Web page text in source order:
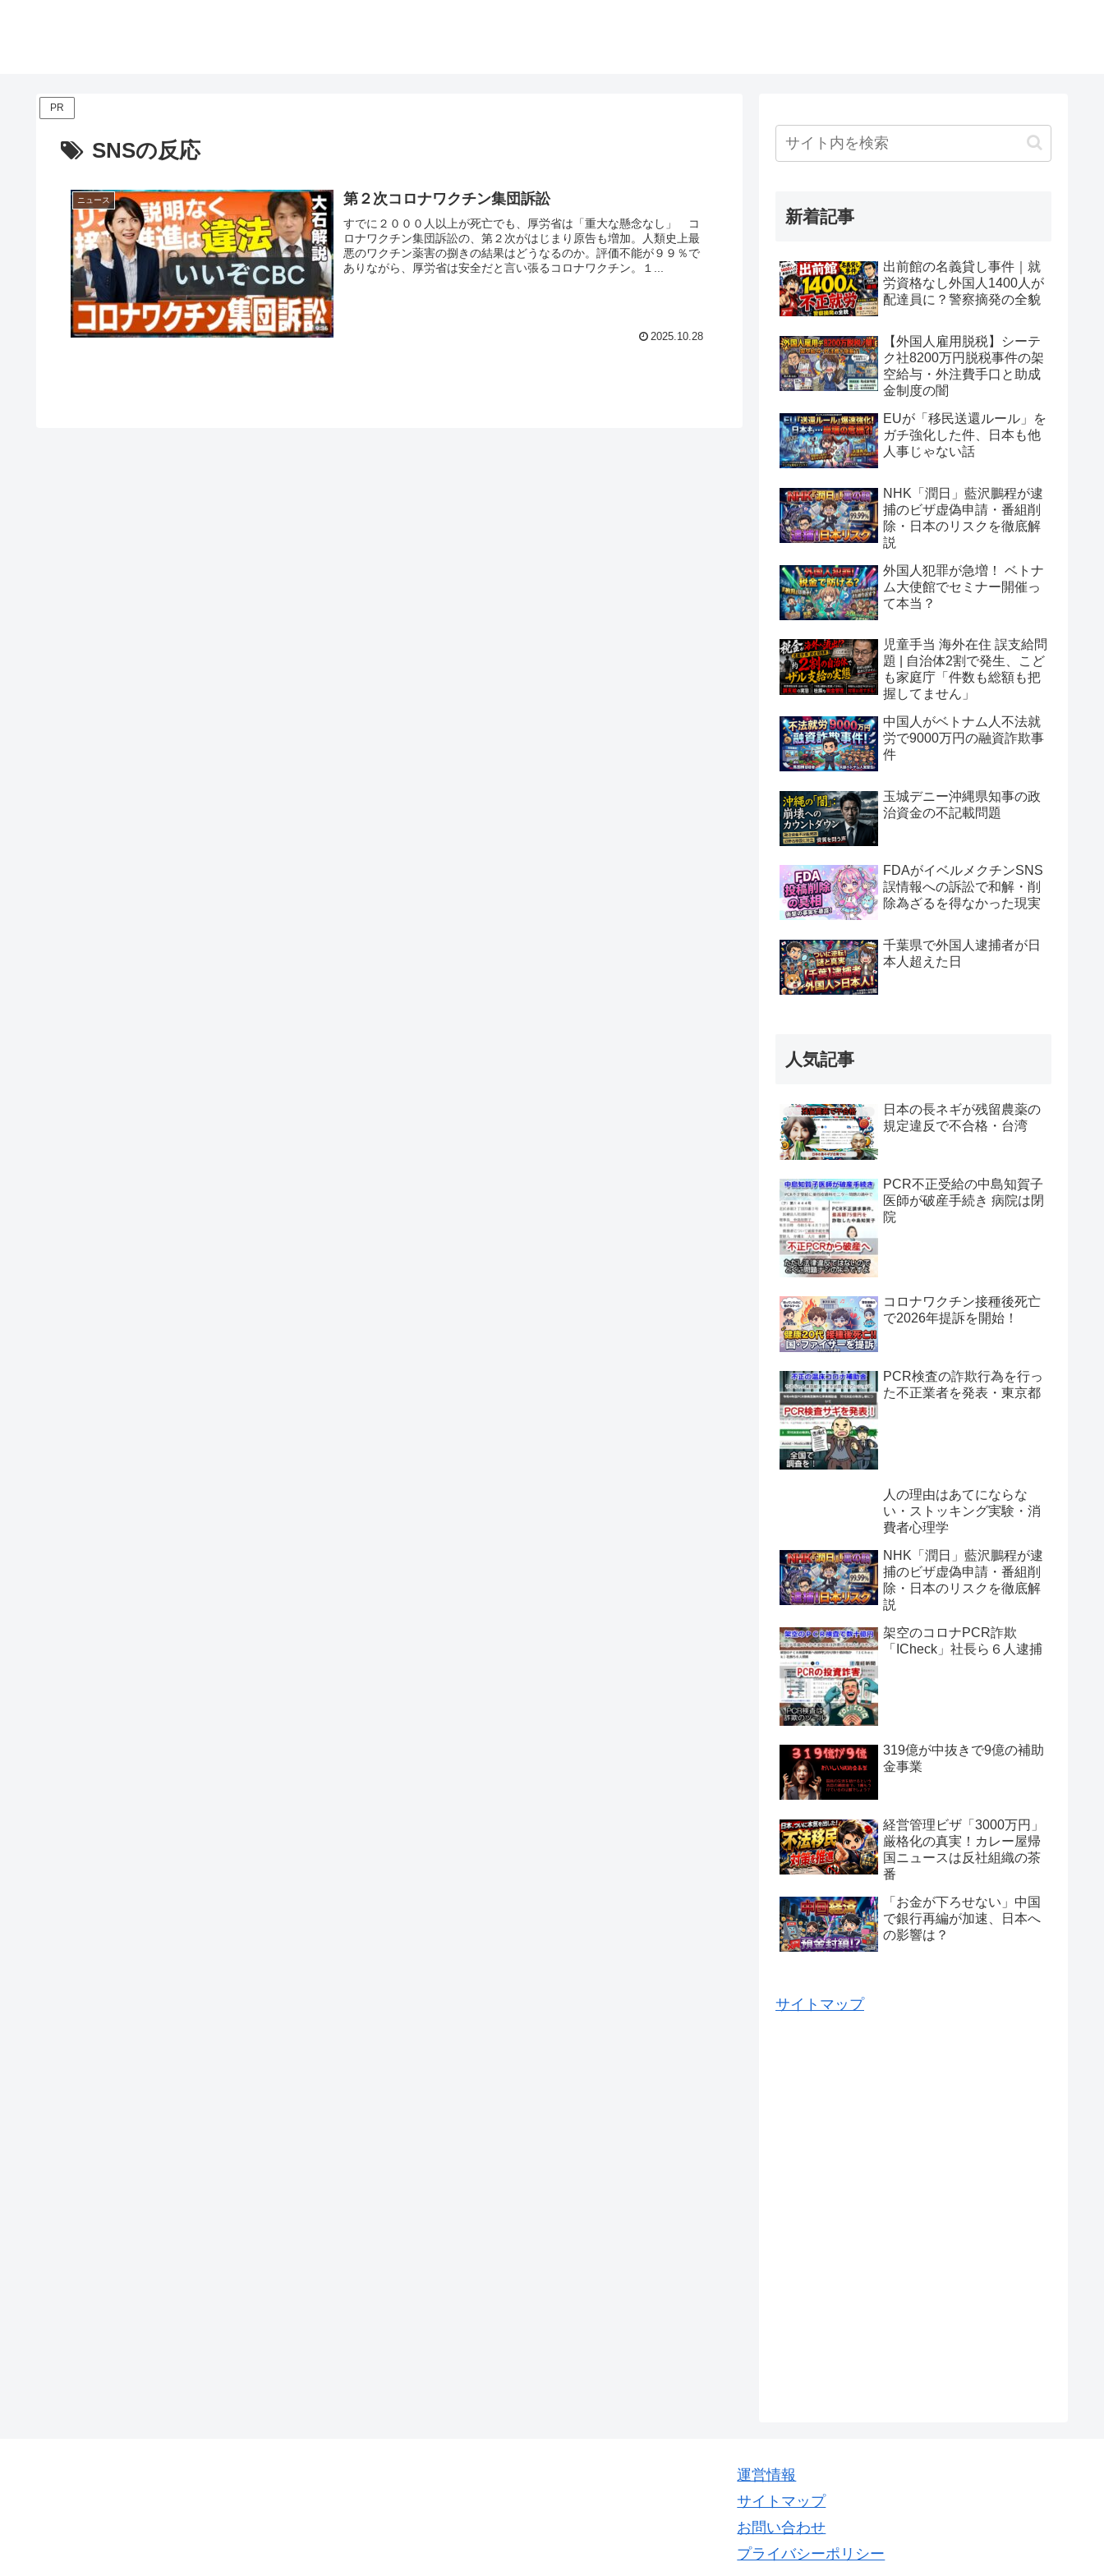
PR
SNSの反応
ニュース 第２次コロナワクチン集団訴訟
すでに２０００人以上が死亡でも、厚労省は「重大な懸念なし」 コ
ロナワクチン集団訴訟の、第２次がはじまり原告も増加。人類史上最
悪のワクチン薬害の捌きの結果はどうなるのか。評価不能が９９％で
ありながら、厚労省は安全だと言い張るコロナワクチン。１...
2025.10.28
新着記事
出前館の名義貸し事件｜就
労資格なし外国人1400人が
配達員に？警察摘発の全貌
【外国人雇用脱税】シーテ
ク社8200万円脱税事件の架
空給与・外注費手口と助成
金制度の闇
EUが「移民送還ルール」を
ガチ強化した件、日本も他
人事じゃない話
NHK「潤日」藍沢鵬程が逮
捕のビザ虚偽申請・番組削
除・日本のリスクを徹底解
説
外国人犯罪が急増！ ベトナ
ム大使館でセミナー開催っ
て本当？
児童手当 海外在住 誤支給問
題 | 自治体2割で発生、こど
も家庭庁「件数も総額も把
握してません」
中国人がベトナム人不法就
労で9000万円の融資詐欺事
件
玉城デニー沖縄県知事の政
治資金の不記載問題
FDAがイベルメクチンSNS
誤情報への訴訟で和解・削
除為ざるを得なかった現実
千葉県で外国人逮捕者が日
本人超えた日
人気記事
日本の長ネギが残留農薬の
規定違反で不合格・台湾
PCR不正受給の中島知賀子
医師が破産手続き 病院は閉
院
コロナワクチン接種後死亡
で2026年提訴を開始！
PCR検査の詐欺行為を行っ
た不正業者を発表・東京都
人の理由はあてにならな
い・ストッキング実験・消
費者心理学
NHK「潤日」藍沢鵬程が逮
捕のビザ虚偽申請・番組削
除・日本のリスクを徹底解
説
架空のコロナPCR詐欺
「ICheck」社長ら６人逮捕
319億が中抜きで9億の補助
金事業
経営管理ビザ「3000万円」
厳格化の真実！カレー屋帰
国ニュースは反社組織の茶
番
「お金が下ろせない」中国
で銀行再編が加速、日本へ
の影響は？
サイトマップ
運営情報
サイトマップ
お問い合わせ
プライバシーポリシー